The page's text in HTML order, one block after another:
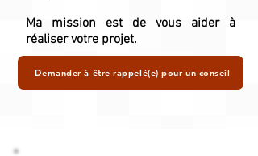
Ma mission est de vous aider à
réaliser votre projet.
Demander à être rappelé(e) pour un conseil